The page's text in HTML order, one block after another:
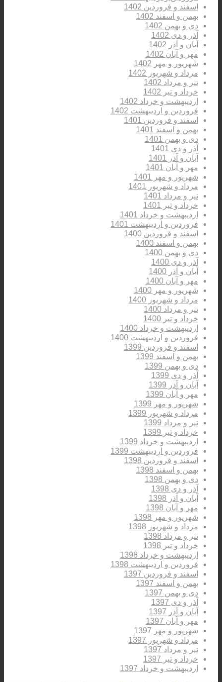
اسفند و فروردین 1402
بهمن و اسفند 1402
دی و بهمن 1402
آذر و دی 1402
آبان و آذر 1402
مهر و آبان 1402
شهریور و مهر 1402
مرداد و شهریور 1402
تیر و مرداد 1402
خرداد و تیر 1402
اردیبهشت و خرداد 1402
فروردین و اردیبهشت 1402
اسفند و فروردین 1401
بهمن و اسفند 1401
دی و بهمن 1401
آذر و دی 1401
آبان و آذر 1401
مهر و آبان 1401
شهریور و مهر 1401
مرداد و شهریور 1401
تیر و مرداد 1401
خرداد و تیر 1401
اردیبهشت و خرداد 1401
فروردین و اردیبهشت 1401
اسفند و فروردین 1400
بهمن و اسفند 1400
دی و بهمن 1400
آذر و دی 1400
آبان و آذر 1400
مهر و آبان 1400
شهریور و مهر 1400
مرداد و شهریور 1400
تیر و مرداد 1400
خرداد و تیر 1400
اردیبهشت و خرداد 1400
فروردین و اردیبهشت 1400
اسفند و فروردین 1399
بهمن و اسفند 1399
دی و بهمن 1399
آذر و دی 1399
آبان و آذر 1399
مهر و آبان 1399
شهریور و مهر 1399
مرداد و شهریور 1399
تیر و مرداد 1399
خرداد و تیر 1399
اردیبهشت و خرداد 1399
فروردین و اردیبهشت 1399
اسفند و فروردین 1398
بهمن و اسفند 1398
دی و بهمن 1398
آذر و دی 1398
آبان و آذر 1398
مهر و آبان 1398
شهریور و مهر 1398
مرداد و شهریور 1398
تیر و مرداد 1398
خرداد و تیر 1398
اردیبهشت و خرداد 1398
فروردین و اردیبهشت 1398
اسفند و فروردین 1397
بهمن و اسفند 1397
دی و بهمن 1397
آذر و دی 1397
آبان و آذر 1397
مهر و آبان 1397
شهریور و مهر 1397
مرداد و شهریور 1397
تیر و مرداد 1397
خرداد و تیر 1397
اردیبهشت و خرداد 1397